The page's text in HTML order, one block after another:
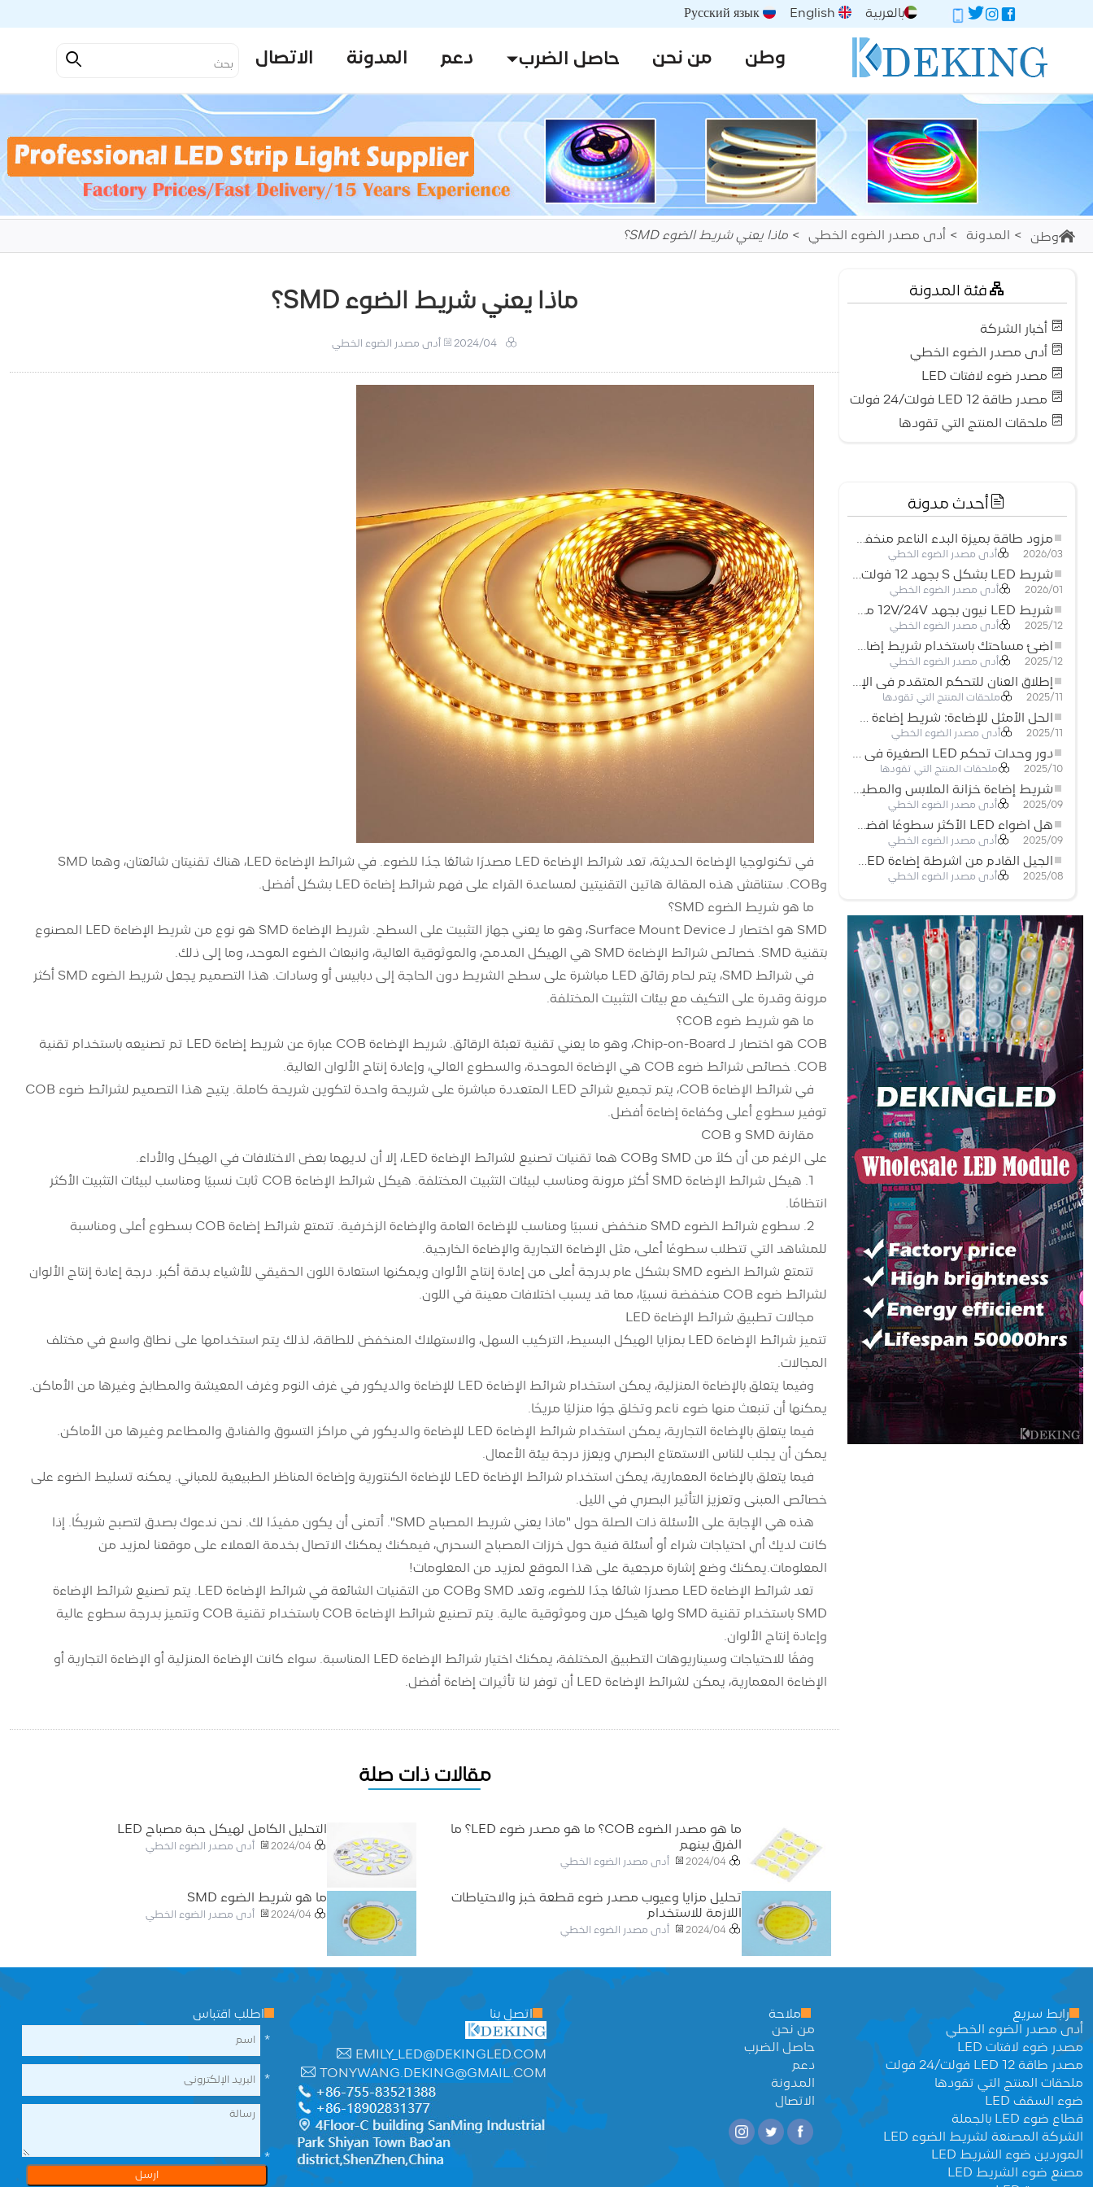
بالعربية English
Русский язык
وطن من نحن حاصل الضرب دعم المدونة الاتصال
وطن المدونة أدى مصدر الضوء الخطي ماذا يعني شريط الضوء SMD؟
فئة المدونة
أخبار الشركة
أدى مصدر الضوء الخطي
مصدر ضوء لافتات LED
مصدر طاقة LED 12 فولت/24 فولت
ملحقات المنتج التي تقودها
أحدث مدونة
مزود طاقة بميزة البدء الناعم منخفض الجهد لأنظمة إضاءة LED
2026/03 أدى مصدر الضوء الخطي
شريط LED بشكل S بجهد 12 فولت: حل إضاءة مرن وفعال للتصميمات الحديثة
2026/01 أدى مصدر الضوء الخطي
شريط LED نيون بجهد 12V/24V مع إمكانية القص كل 3 مصابيح: حل إضاءة نيون عصري لكل المساحات
2025/12 أدى مصدر الضوء الخطي
أضِئ مساحتك باستخدام شريط إضاءة LED نيون مرن منخفض الجهد
2025/12 أدى مصدر الضوء الخطي
إطلاق العنان للتحكم المتقدم في الإضاءة: المزايا الرئيسية لجهاز التحكم RGBW 5–24 فولت
2025/11 ملحقات المنتج التي تقودها
الحل الأمثل للإضاءة: شريط إضاءة LED مرن عالي الكثافة COB FOB للإضاءة الحديثة
2025/11 أدى مصدر الضوء الخطي
دور وحدات تحكم LED الصغيرة في مشاريع إضاءة شريط LED
2025/10 ملحقات المنتج التي تقودها
شريط إضاءة خزانة الملابس والمطبخ: شريط COB LED اللمسي الذي يعيد تعريف الإضاءة المنزلية والتجارية
2025/09 أدى مصدر الضوء الخطي
هل أضواء LED الأكثر سطوعًا أفضل؟
2025/09 أدى مصدر الضوء الخطي
الجيل القادم من أشرطة إضاءة LED: قابلة للقطع بحرية لإمكانيات غير محدودة
2025/08 أدى مصدر الضوء الخطي
ماذا يعني شريط الضوء SMD؟
2024/04 أدى مصدر الضوء الخطي
في تكنولوجيا الإضاءة الحديثة، تعد شرائط الإضاءة LED مصدرًا شائعًا جدًا للضوء. في شرائط الإضاءة LED، هناك تقنيتان شائعتان، وهما SMD
وCOB. ستناقش هذه المقالة هاتين التقنيتين لمساعدة القراء على فهم شرائط إضاءة LED بشكل أفضل.
ما هو شريط الضوء SMD؟
SMD هو اختصار لـ Surface Mount Device، وهو ما يعني جهاز التثبيت على السطح. شريط الإضاءة SMD هو نوع من شريط الإضاءة LED المصنوع
بتقنية SMD. خصائص شرائط الإضاءة SMD هي الهيكل المدمج، والموثوقية العالية، وانبعاث الضوء الموحد، وما إلى ذلك.
في شرائط SMD، يتم لحام رقائق LED مباشرة على سطح الشريط دون الحاجة إلى دبابيس أو وسادات. هذا التصميم يجعل شريط الضوء SMD أكثر
مرونة وقدرة على التكيف مع بيئات التثبيت المختلفة.
ما هو شريط ضوء COB؟
COB هو اختصار لـ Chip-on-Board، وهو ما يعني تقنية تعبئة الرقائق. شريط الإضاءة COB عبارة عن شريط إضاءة LED تم تصنيعه باستخدام تقنية
COB. خصائص شرائط ضوء COB هي الإضاءة الموحدة، والسطوع العالي، وإعادة إنتاج الألوان العالية.
في شرائط الإضاءة COB، يتم تجميع شرائح LED المتعددة مباشرة على شريحة واحدة لتكوين شريحة كاملة. يتيح هذا التصميم لشرائط ضوء COB
توفير سطوع أعلى وكفاءة إضاءة أفضل.
مقارنة SMD و COB
على الرغم من أن كلاً من SMD وCOB هما تقنيات تصنيع لشرائط الإضاءة LED، إلا أن لديهما بعض الاختلافات في الهيكل والأداء.
1. هيكل شرائط الإضاءة SMD أكثر مرونة ومناسب لبيئات التثبيت المختلفة. هيكل شرائط الإضاءة COB ثابت نسبيًا ومناسب لبيئات التثبيت الأكثر
انتظامًا.
2. سطوع شرائط الضوء SMD منخفض نسبيًا ومناسب للإضاءة العامة والإضاءة الزخرفية. تتمتع شرائط إضاءة COB بسطوع أعلى ومناسبة
للمشاهد التي تتطلب سطوعًا أعلى، مثل الإضاءة التجارية والإضاءة الخارجية.
تتمتع شرائط الضوء SMD بشكل عام بدرجة أعلى من إعادة إنتاج الألوان ويمكنها استعادة اللون الحقيقي للأشياء بدقة أكبر. درجة إعادة إنتاج الألوان
لشرائط ضوء COB منخفضة نسبيًا، مما قد يسبب اختلافات معينة في اللون.
مجالات تطبيق شرائط الإضاءة LED
تتميز شرائط الإضاءة LED بمزايا الهيكل البسيط، التركيب السهل، والاستهلاك المنخفض للطاقة، لذلك يتم استخدامها على نطاق واسع في مختلف
المجالات.
وفيما يتعلق بالإضاءة المنزلية، يمكن استخدام شرائط الإضاءة LED للإضاءة والديكور في غرف النوم وغرف المعيشة والمطابخ وغيرها من الأماكن.
يمكنها أن تنبعث منها ضوء ناعم وتخلق جوًا منزليًا مريحًا.
فيما يتعلق بالإضاءة التجارية، يمكن استخدام شرائط الإضاءة LED للإضاءة والديكور في مراكز التسوق والفنادق والمطاعم وغيرها من الأماكن.
يمكن أن يجلب للناس الاستمتاع البصري ويعزز درجة بيئة الأعمال.
فيما يتعلق بالإضاءة المعمارية، يمكن استخدام شرائط الإضاءة LED للإضاءة الكنتورية وإضاءة المناظر الطبيعية للمباني. يمكنه تسليط الضوء على
خصائص المبنى وتعزيز التأثير البصري في الليل.
هذه هي الإجابة على الأسئلة ذات الصلة حول "ماذا يعني شريط المصباح SMD". أتمنى أن يكون مفيدًا لك. نحن ندعوك بصدق لتصبح شريكًا. إذا
كانت لديك أي احتياجات شراء أو أسئلة فنية حول خرزات المصباح السحري، فيمكنك يمكنك الاتصال بخدمة العملاء على موقعنا لمزيد من
المعلومات.يمكنك وضع إشارة مرجعية على هذا الموقع لمزيد من المعلومات!
تعد شرائط الإضاءة LED مصدرًا شائعًا جدًا للضوء، وتعد SMD وCOB من التقنيات الشائعة في شرائط الإضاءة LED. يتم تصنيع شرائط الإضاءة
SMD باستخدام تقنية SMD ولها هيكل مرن وموثوقية عالية. يتم تصنيع شرائط الإضاءة COB باستخدام تقنية COB وتتميز بدرجة سطوع عالية
وإعادة إنتاج الألوان.
وفقًا للاحتياجات وسيناريوهات التطبيق المختلفة، يمكنك اختيار شرائط الإضاءة LED المناسبة. سواء كانت الإضاءة المنزلية أو الإضاءة التجارية أو
الإضاءة المعمارية، يمكن لشرائط الإضاءة LED أن توفر لنا تأثيرات إضاءة أفضل.
مقالات ذات صلة
ما هو مصدر الضوء COB؟ ما هو مصدر ضوء LED؟ ما
الفرق بينهم
2024/04 أدى مصدر الضوء الخطي
التحليل الكامل لهيكل حبة مصباح LED
2024/04 أدى مصدر الضوء الخطي
تحليل مزايا وعيوب مصدر ضوء قطعة خبز والاحتياطات
اللازمة للاستخدام
2024/04 أدى مصدر الضوء الخطي
ما هو شريط الضوء SMD
2024/04 أدى مصدر الضوء الخطي
رابط سريع
أدى مصدر الضوء الخطي
مصدر ضوء لافتات LED
مصدر طاقة LED 12 فولت/24 فولت
ملحقات المنتج التي تقودها
ضوء السقف LED
قطاع ضوء LED بالجملة
الشركة المصنعة لشريط الضوء LED
الموردين ضوء الشريط LED
مصنع ضوء الشريط LED
ملاحة
من نحن
حاصل الضرب
دعم
المدونة
الاتصال
اتصل بنا
EMILY_LED@DEKINGLED.COM
TONYWANG.DEKING@GMAIL.COM
اطلب اقتباس
*
*
*
ارسل